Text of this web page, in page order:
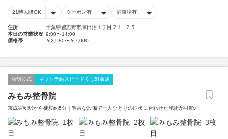
21時以降OK クーポン有 駐車場有
住所
千葉県習志野市津田沼１丁目２１−２５
本日の営業状況 9:00〜14:00
価格帯
￥2,980〜￥7,000
店舗公式 ネット予約スピードくじ対象店
みもみ整骨院
京成実籾駅から徒歩約5分｜豊富な設備で一人ひとりの症状に合わせた施術が可能♪